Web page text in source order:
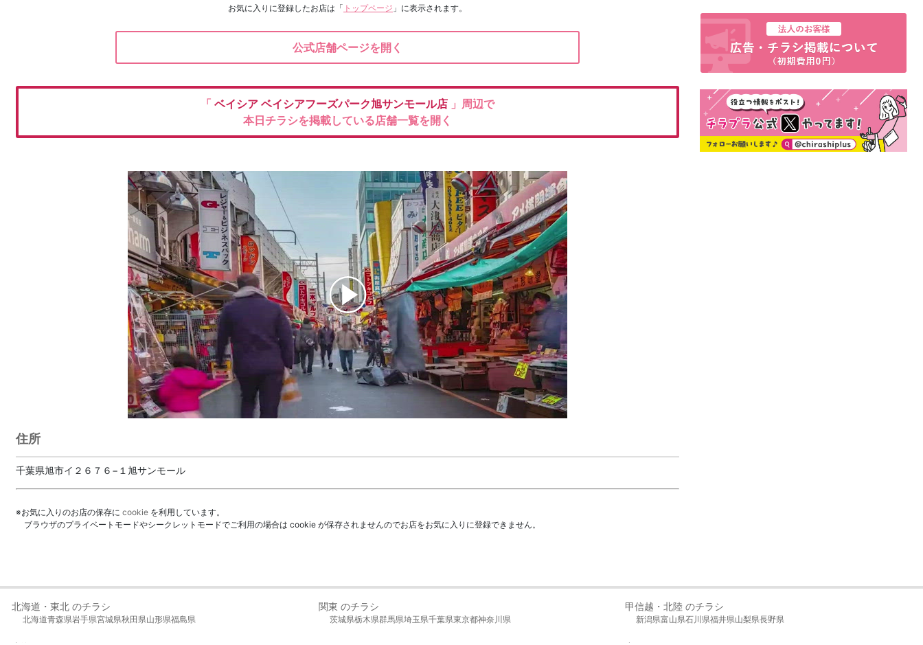
お気に入りに登録したお店は 「 トップページ 」に表示されます。
公式店舗ページを開く
「 ベイシア ベイシアフーズパーク旭サンモール店 」周辺で
本日チラシを掲載している店舗一覧を開く
00:00
住所
千葉県旭市イ２６７６−１旭サンモール
※お気に入りのお店の保存に cookie を利用しています。
ブラウザのプライベートモードやシークレットモードでご利用の場合は cookie が保存されませんのでお店をお気に入りに登録できません。
北海道・東北 のチラシ
北海道青森県岩手県宮城県秋田県山形県福島県
関東 のチラシ
茨城県栃木県群馬県埼玉県千葉県東京都神奈川県
甲信越・北陸 のチラシ
新潟県富山県石川県福井県山梨県長野県